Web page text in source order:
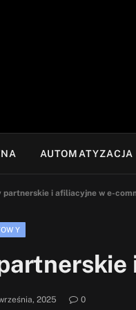
partnerskie i afiliacyjne w e-
2025 0